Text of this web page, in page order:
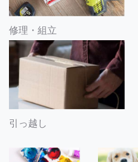
修理・組立
引っ越し